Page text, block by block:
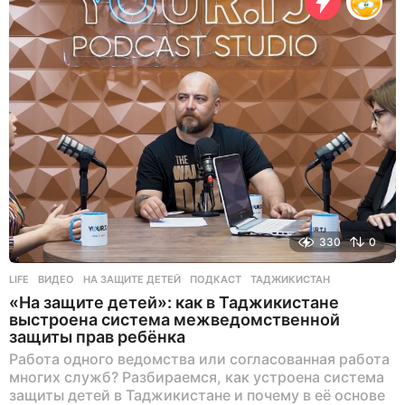
н
а
з
а
д
330 0
LIFE ВИДЕО ,НА ЗАЩИТЕ ДЕТЕЙ ,ПОДКАСТ ,ТАДЖИКИСТАН
«На защите детей»: как в Таджикистане
выстроена система межведомственной
защиты прав ребёнка
Работа одного ведомства или согласованная работа
многих служб? Разбираемся, как устроена система
защиты детей в Таджикистане и почему в её основе